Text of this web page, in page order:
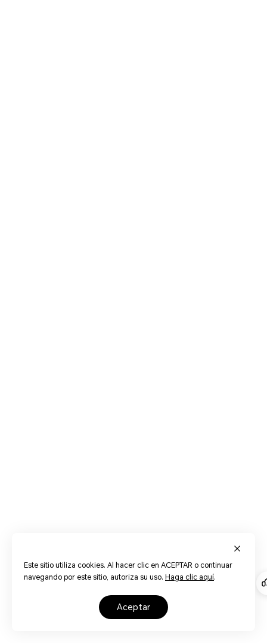
Este sitio utiliza cookies. Al hacer clic en ACEPTAR o continuar
navegando por este sitio, autoriza su uso. Haga clic aquí.
aceptar